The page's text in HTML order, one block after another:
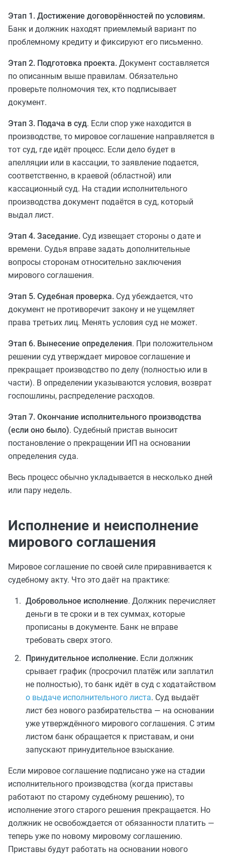
Этап 1. Достижение договорённостей по условиям.
Банк и должник находят приемлемый вариант по
проблемному кредиту и фиксируют его письменно.
Этап 2. Подготовка проекта. Документ составляется
по описанным выше правилам. Обязательно
проверьте полномочия тех, кто подписывает
документ.
Этап 3. Подача в суд. Если спор уже находится в
производстве, то мировое соглашение направляется в
тот суд, где идёт процесс. Если дело будет в
апелляции или в кассации, то заявление подается,
соответственно, в краевой (областной) или
кассационный суд. На стадии исполнительного
производства документ подаётся в суд, который
выдал лист.
Этап 4. Заседание. Суд извещает стороны о дате и
времени. Судья вправе задать дополнительные
вопросы сторонам относительно заключения
мирового соглашения.
Этап 5. Судебная проверка. Суд убеждается, что
документ не противоречит закону и не ущемляет
права третьих лиц. Менять условия суд не может.
Этап 6. Вынесение определения. При положительном
решении суд утверждает мировое соглашение и
прекращает производство по делу (полностью или в
части). В определении указываются условия, возврат
госпошлины, распределение расходов.
Этап 7. Окончание исполнительного производства
(если оно было). Судебный пристав выносит
постановление о прекращении ИП на основании
определения суда.
Весь процесс обычно укладывается в несколько дней
или пару недель.
Исполнение и неисполнение
мирового соглашения
Мировое соглашение по своей силе приравнивается к
судебному акту. Что это даёт на практике:
Добровольное исполнение. Должник перечисляет
деньги в те сроки и в тех суммах, которые
прописаны в документе. Банк не вправе
требовать сверх этого.
Принудительное исполнение. Если должник
срывает график (просрочил платёж или заплатил
не полностью), то банк идёт в суд с ходатайством
о выдаче исполнительного листа. Суд выдаёт
лист без нового разбирательства — на основании
уже утверждённого мирового соглашения. С этим
листом банк обращается к приставам, и они
запускают принудительное взыскание.
Если мировое соглашение подписано уже на стадии
исполнительного производства (когда приставы
работают по старому судебному решению), то
исполнение этого старого решения прекращается. Но
должник не освобождается от обязанности платить —
теперь уже по новому мировому соглашению.
Приставы будут работать на основании нового